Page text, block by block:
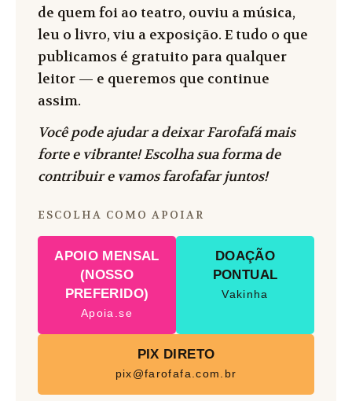
de quem foi ao teatro, ouviu a música,
leu o livro, viu a exposição. E tudo o que
publicamos é gratuito para qualquer
leitor — e queremos que continue
assim.
Você pode ajudar a deixar Farofafá mais
forte e vibrante! Escolha sua forma de
contribuir e vamos farofafar juntos!
ESCOLHA COMO APOIAR
APOIO MENSAL
(NOSSO
PREFERIDO)
Apoia.se
DOAÇÃO
PONTUAL
Vakinha
PIX DIRETO
pix@farofafa.com.br